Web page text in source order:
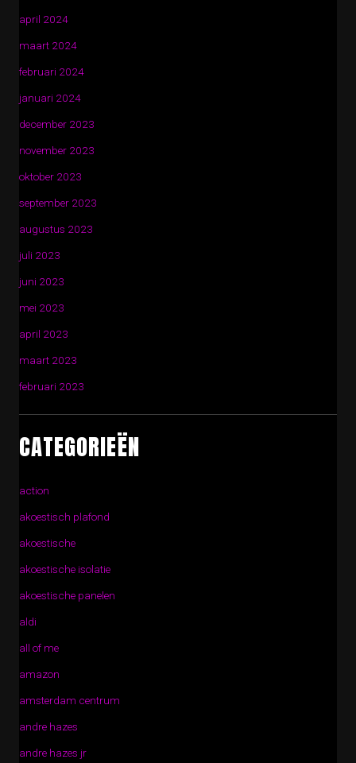
april 2024
maart 2024
februari 2024
januari 2024
december 2023
november 2023
oktober 2023
september 2023
augustus 2023
juli 2023
juni 2023
mei 2023
april 2023
maart 2023
februari 2023
CATEGORIEËN
action
akoestisch plafond
akoestische
akoestische isolatie
akoestische panelen
aldi
all of me
amazon
amsterdam centrum
andre hazes
andre hazes jr